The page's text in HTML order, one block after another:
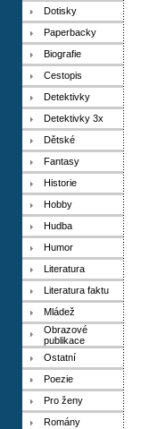
Dotisky
Paperbacky
Biografie
Cestopis
Detektivky
Detektivky 3x
Dětské
Fantasy
Historie
Hobby
Hudba
Humor
Literatura
Literatura faktu
Mládež
Obrazové
publikace
Ostatní
Poezie
Pro ženy
Romány